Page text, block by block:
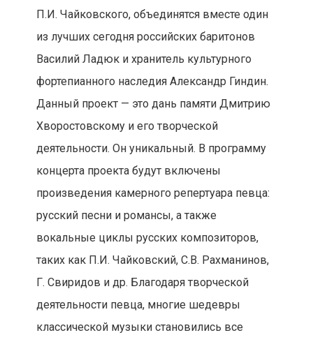
П.И. Чайковского, объединятся вместе один
из лучших сегодня российских баритонов
Василий Ладюк и хранитель культурного
фортепианного наследия Александр Гиндин.
Данный проект — это дань памяти Дмитрию
Хворостовскому и его творческой
деятельности. Он уникальный. В программу
концерта проекта будут включены
произведения камерного репертуара певца:
русский песни и романсы, а также
вокальные циклы русских композиторов,
таких как П.И. Чайковский, С.В. Рахманинов,
Г. Свиридов и др. Благодаря творческой
деятельности певца, многие шедевры
классической музыки становились все